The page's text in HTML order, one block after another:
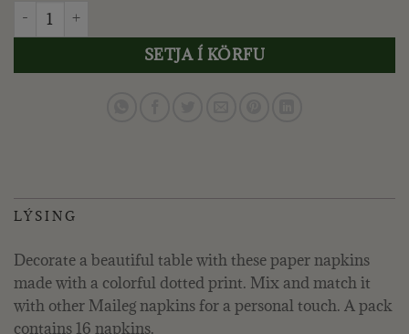
MAILEG - SERVÍETTUR, MULTI DOTS quantity
SETJA Í KÖRFU
LÝSING
Decorate a beautiful table with these paper napkins
made with a colorful dotted print. Mix and match it
with other Maileg napkins for a personal touch. A pack
contains 16 napkins.